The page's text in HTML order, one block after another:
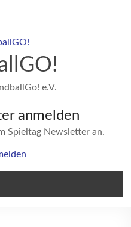
e.V.
anmelden
Spieltag Newsletter an.